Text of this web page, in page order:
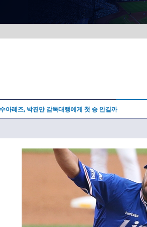
아레즈, 박진만 감독대행에게 첫 승 안길까